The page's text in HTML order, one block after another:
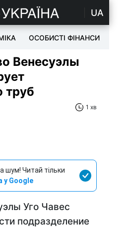
UA
ОСОБИСТІ ФІНАНСИ
Венесуэлы
труб
1 хв
шум! Читай тільки
у Google
Уго Чавес
подразделение